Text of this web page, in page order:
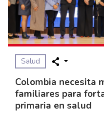
Salud
Colombia necesita
familiares para
primaria en salud